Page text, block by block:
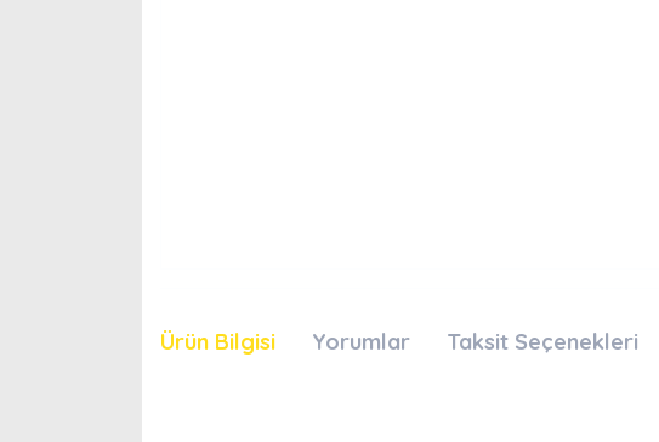
Ürün Bilgisi Yorumlar Taksit Seçenekleri